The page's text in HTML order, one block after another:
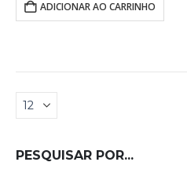
ADICIONAR AO CARRINHO
PESQUISAR POR...